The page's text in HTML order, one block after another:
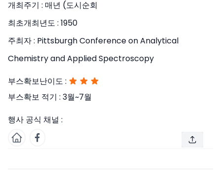
개최주기 : 매년 (도시순회
최초개최년도 : 1950
주최자 : Pittsburgh Conference on Analytical
Chemistry and Applied Spectroscopy
부스확보난이도 :
부스확보 적기 : 3월~7월
행사 공식 채널 :